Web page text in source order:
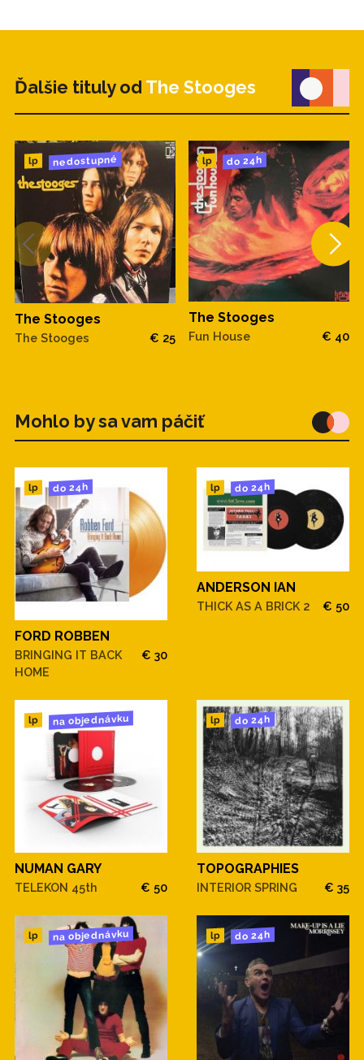
Ďalšie tituly od The Stooges
lp nedostupné
The Stooges
The Stooges € 25
lp do 24h
The Stooges
Fun House € 40
Mohlo by sa vam páčiť
lp do 24h
FORD ROBBEN
BRINGING IT BACK
HOME
€ 30
lp do 24h
ANDERSON IAN
THICK AS A BRICK 2 € 50
lp na objednávku
NUMAN GARY
TELEKON 45th € 50
lp do 24h
TOPOGRAPHIES
INTERIOR SPRING € 35
lp na objednávku lp do 24h